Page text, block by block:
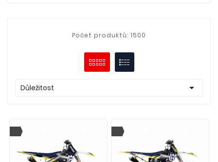
Počet produktů: 1500
Důležitost 